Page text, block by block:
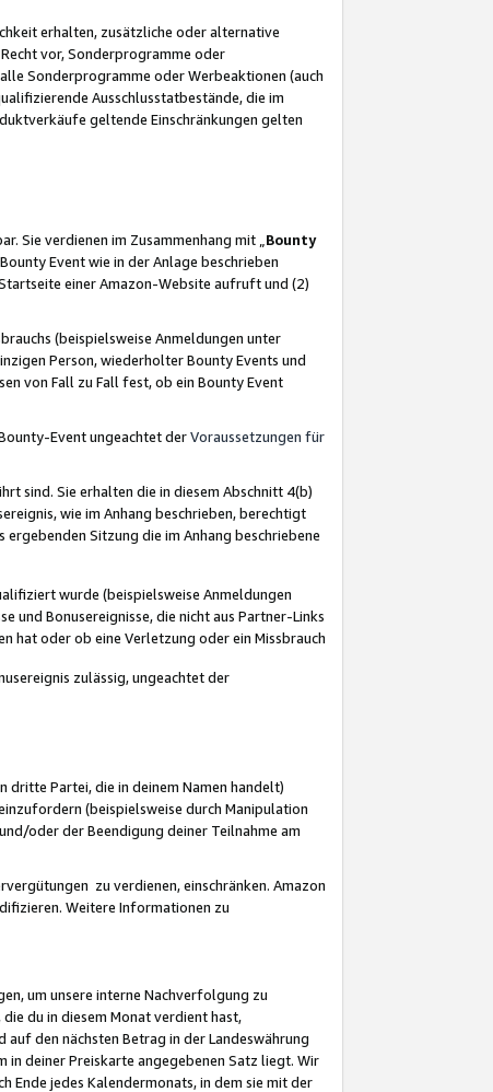
erhalten, zusätzliche oder alternative
vor, Sonderprogramme oder
Sonderprogramme oder Werbeaktionen (auch
Ausschlusstatbestände, die im
geltende Einschränkungen gelten
Sie verdienen im Zusammenhang mit „ Bounty
Event wie in der Anlage beschrieben
einer Amazon-Website aufruft und (2)
(beispielsweise Anmeldungen unter
Person, wiederholter Bounty Events und
von Fall zu Fall fest, ob ein Bounty Event
Event ungeachtet derVoraussetzungen für
sind. Sie erhalten die in diesem Abschnitt 4(b)
wie im Anhang beschrieben, berechtigt
Sitzung die im Anhang beschriebene
wurde (beispielsweise Anmeldungen
und Bonusereignisse, die nicht aus Partner-Links
hat oder ob eine Verletzung oder ein Missbrauch
zulässig, ungeachtet der
Partei, die in deinem Namen handelt)
(beispielsweise durch Manipulation
oder der Beendigung deiner Teilnahme am
zu verdienen, einschränken. Amazon
Weitere Informationen zu
um unsere interne Nachverfolgung zu
du in diesem Monat verdient hast,
den nächsten Betrag in der Landeswährung
deiner Preiskarte angegebenen Satz liegt. Wir
Ende jedes Kalendermonats, in dem sie mit der